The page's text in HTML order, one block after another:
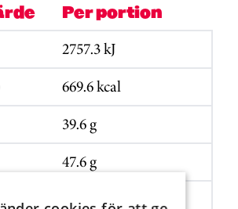
Per portion
2757.3 kJ
669.6 kcal
39.6 g
47.6 g
26.5 g